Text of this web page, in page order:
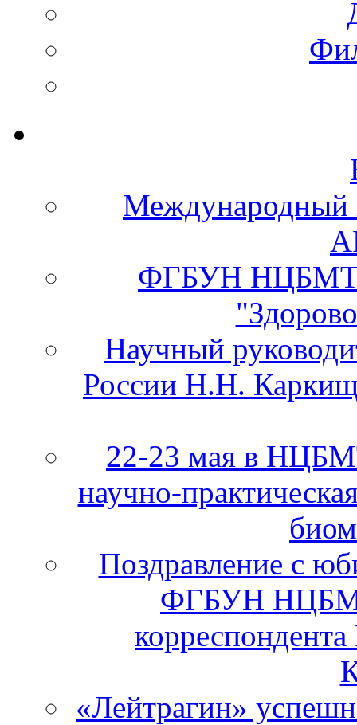
Международный
ФГБУН НЦБМТ
Научный
России Н.Н.
22-23 мая в
научно-
Поздравление с
ФГБУН
«Лейтрагин»